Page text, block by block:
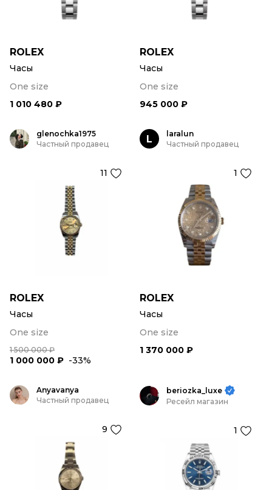
ROLEX
Часы
One size
1 010 480 ₽
ROLEX
Часы
One size
945 000 ₽
glenochka1975
Частный продавец
11
ROLEX
Часы
One size
1 500 000 ₽
1 000 000 ₽ -33%
L
laralun
Частный продавец
1
ROLEX
Часы
One size
1 370 000 ₽
Anyavanya
Частный продавец
9
beriozka_luxe
Ресейл магазин
1